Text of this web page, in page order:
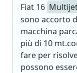
Fiat 16
sono accorto
macchina
più di 10
fare per
possono